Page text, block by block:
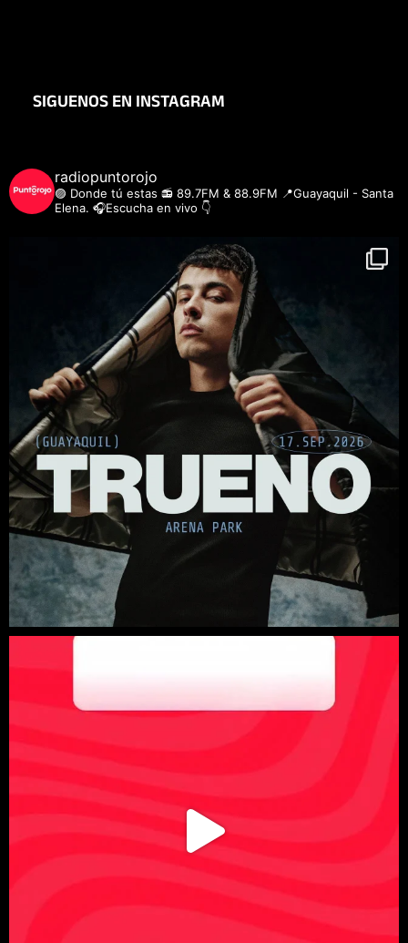
SIGUENOS EN INSTAGRAM
radiopuntorojo
🟣 Donde tú estas 📻 89.7FM & 88.9FM 📍Guayaquil - Santa
Elena. 🎧Escucha en vivo 👇